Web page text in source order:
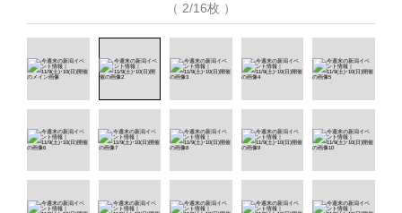
（ 2/16枚 ）